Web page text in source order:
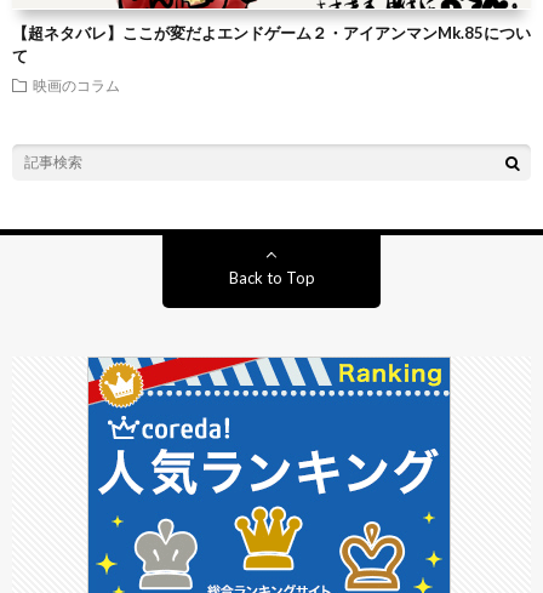
【超ネタバレ】ここが変だよエンドゲーム２・アイアンマンMk.85につい
て
映画のコラム
Back to Top